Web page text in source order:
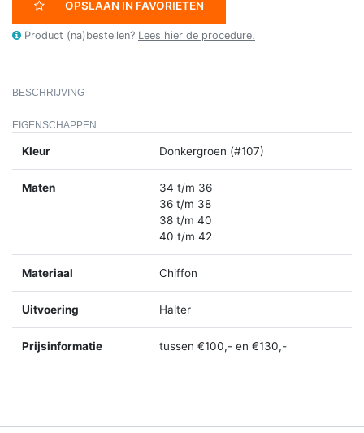
OPSLAAN IN FAVORIETEN
Product (na)bestellen? Lees hier de procedure.
BESCHRIJVING
EIGENSCHAPPEN
Kleur Donkergroen (#107)
Maten
34 t/m 36
36 t/m 38
38 t/m 40
40 t/m 42
Materiaal Chiffon
Uitvoering Halter
Prijsinformatie tussen €100,- en €130,-